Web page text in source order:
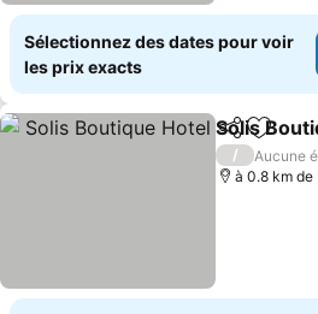
Sélectionnez des dates pour voir
les prix exacts
Partager
Solis
/
Aucune
à 0.8 km